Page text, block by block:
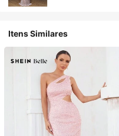
Itens Similares